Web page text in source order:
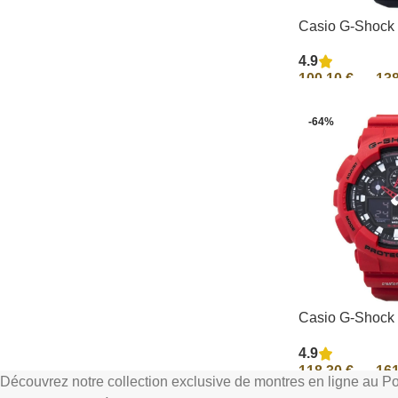
Casio G-Shock
100-1A2 GA-100
4.9
100,10 €
-64%
Casio G-
pour homme
GA100B-4A
4.9
118,30 €
Découvrez notre collection exclusive de montres en ligne au